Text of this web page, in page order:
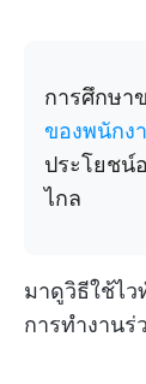
การศึกษา
ของพนักง
ประโยชน์
ไกล
มาดูวิธีใช้ไ
การทำงาน